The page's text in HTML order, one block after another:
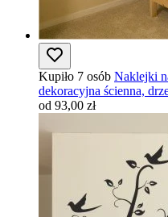
Kupiło 7 osób Naklejki
dekoracyjna ścienna,
od 93,00 zł